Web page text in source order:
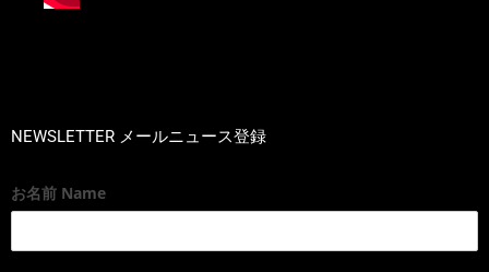
NEWSLETTER メールニュース登録
お名前 Name